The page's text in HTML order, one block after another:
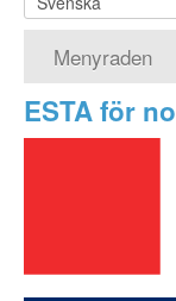
Menyraden
Hemsida
ESTA för